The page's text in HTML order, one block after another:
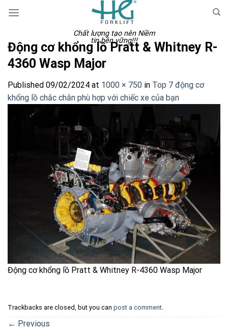
Chất lượng tạo nên Niềm
tin bền vững!!!
Động cơ khổng lồ Pratt & Whitney R-
4360 Wasp Major
Published 09/02/2024 at 1000 × 750 in Top 7 động cơ
khổng lồ chắc chắn phù hợp với chiếc xe của bạn
Động cơ khổng lồ Pratt & Whitney R-4360 Wasp Major
Trackbacks are closed, but you can post a comment.
← Previous